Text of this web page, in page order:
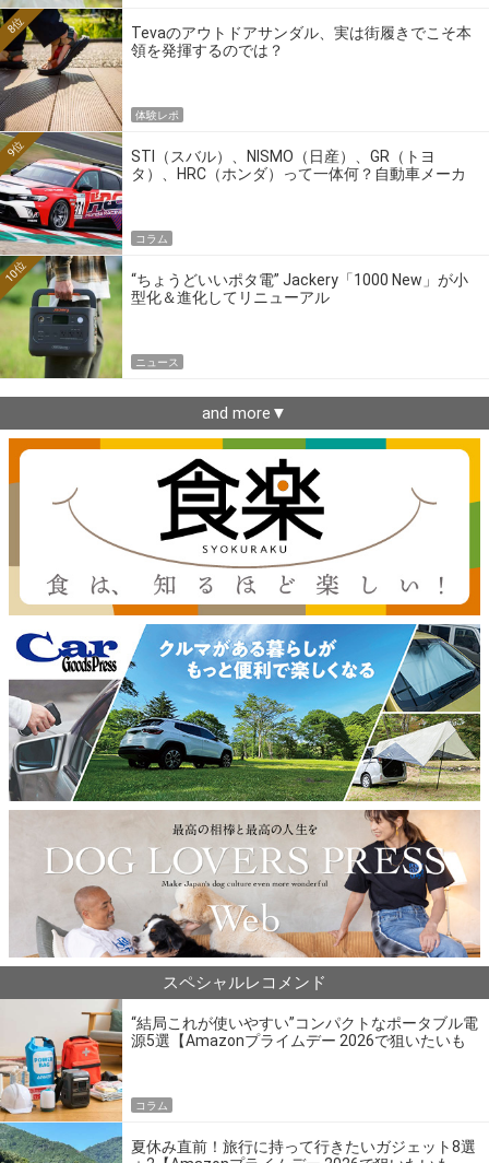
Tevaのアウトドアサンダル、実は街履きでこそ本
領を発揮するのでは？
8位
体験レポ
STI（スバル）、NISMO（日産）、GR（トヨ
タ）、HRC（ホンダ）って一体何？自動車メーカ
9位
コラム
“ちょうどいいポタ電” Jackery「1000 New」が小
型化＆進化してリニューアル
10位
ニュース
and more▼
スペシャルレコメンド
“結局これが使いやすい”コンパクトなポータブル電
源5選【Amazonプライムデー 2026で狙いたいも
コラム
夏休み直前！旅行に持って行きたいガジェット8選